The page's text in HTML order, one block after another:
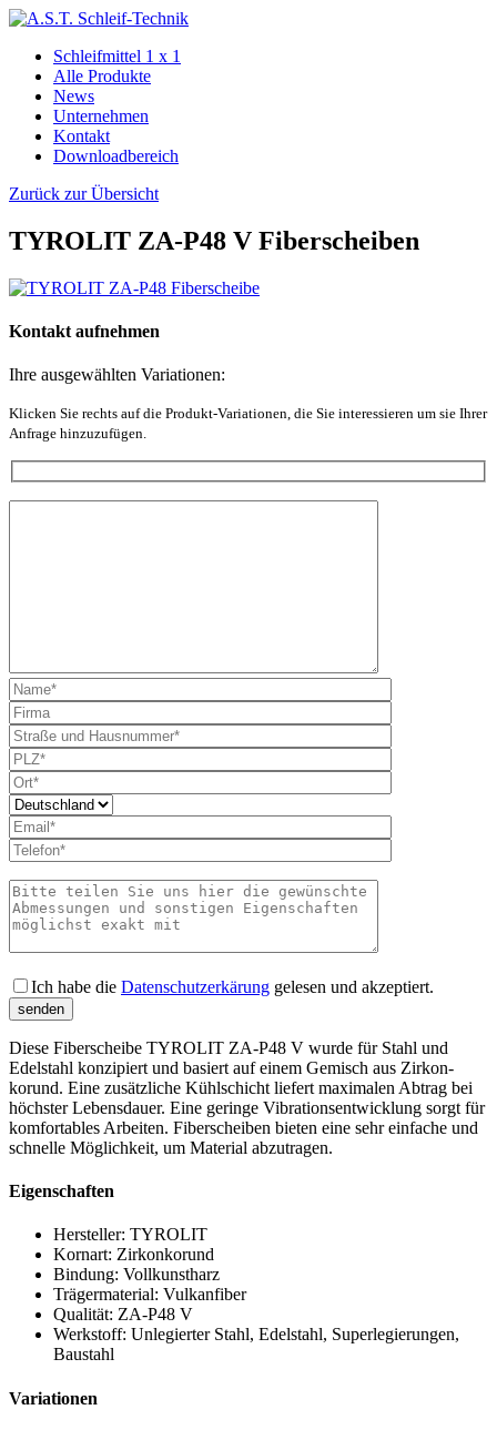
Schleifmittel 1 x 1
Alle Produkte
News
Unternehmen
Kontakt
Downloadbereich
Zurück zur Übersicht
TYROLIT ZA-P48 V Fiberscheiben
Kontakt aufnehmen
Ihre ausgewählten Variationen:
Klicken Sie rechts auf die Produkt-Variationen, die Sie interessieren um sie Ihrer
Anfrage hinzuzufügen.
Ich habe die Datenschutzerkärung gelesen und akzeptiert.
Diese Fiber­scheibe TYROLIT ZA-P48 V wurde für Stahl und
Edel­stahl konzipiert und basiert auf einem Gemisch aus Zirkon­
korund. Eine zusätzliche Kühl­schicht liefert maximalen Abtrag bei
höchster Lebens­dauer. Eine geringe Vibrations­ent­wicklung sorgt für
komfor­tables Arbeiten. Fiberscheiben bieten eine sehr einfache und
schnelle Möglichkeit, um Material abzutragen.
Eigenschaften
Hersteller: TYROLIT
Kornart: Zirkonkorund
Bindung: Vollkunstharz
Trägermaterial: Vulkanfiber
Qualität: ZA-P48 V
Werkstoff: Unlegierter Stahl, Edelstahl, Superlegierungen,
Baustahl
Variationen